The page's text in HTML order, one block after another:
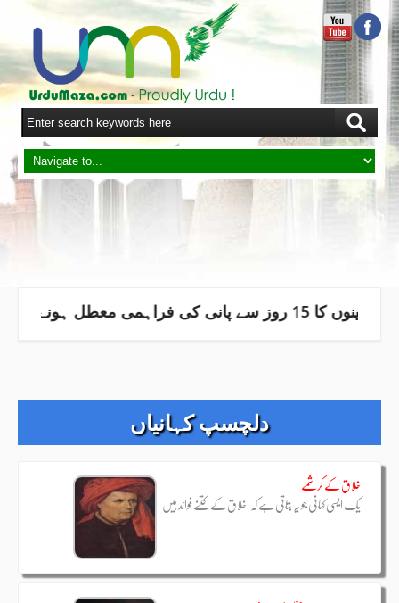
دلچسپ کہانیاں
اخلاق کے کرشمے
ایک ایسی کہانی جو یہ بتاتی ہے کہ اخلاق کے کتنے فوائد ہیں